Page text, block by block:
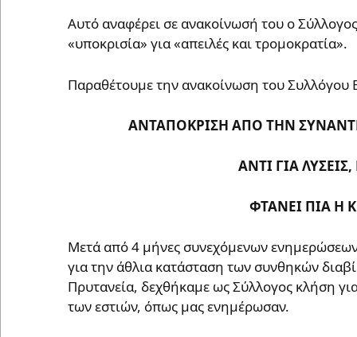
Αυτό αναφέρει σε ανακοίνωσή του ο
«υποκρισία» για «απειλές και τρομοκρατία».
Παραθέτουμε την ανακοίνωση του Συλλόγου
ΑΝΤΑΠΟΚΡΙΣΗ ΑΠΟ ΤΗΝ
ΑΝΤΙ ΓΙΑ
ΦΤΑΝΕΙ ΠΙΑ Η
Μετά από 4 μήνες συνεχόμενων
για την άθλια κατάσταση των συνθηκών
Πρυτανεία, δεχθήκαμε ως Σύλλογος κλήση
των εστιών, όπως μας ενημέρωσαν.